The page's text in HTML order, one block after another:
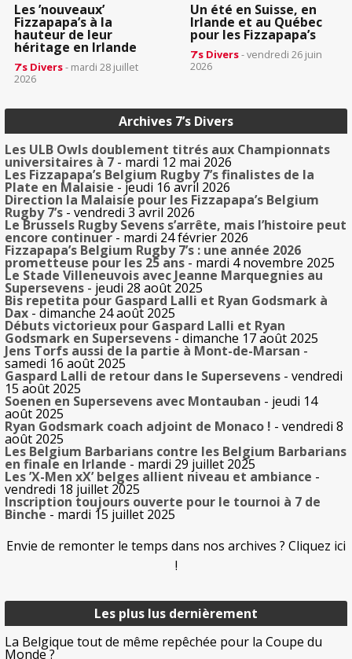
Les ’nouveaux’
Fizzapapa’s à la
hauteur de leur
héritage en Irlande
7’s Divers- mardi 28 juillet
2026
Un été en Suisse, en
Irlande et au Québec
pour les Fizzapapa’s
7’s Divers- vendredi 26 juin
2026
Les plus lus dernièrement
La Belgique tout de même repêchée pour la Coupe du
Monde ?
Archives 7’s Divers
Les ULB Owls doublement titrés aux Championnats
universitaires à 7 - mardi 12 mai 2026
Les Fizzapapa’s Belgium Rugby 7’s finalistes de la
Plate en Malaisie - jeudi 16 avril 2026
Direction la Malaisie pour les Fizzapapa’s Belgium
Rugby 7’s - vendredi 3 avril 2026
Le Brussels Rugby Sevens s’arrête, mais l’histoire peut
encore continuer- mardi 24 février 2026
Fizzapapa’s Belgium Rugby 7’s : une année 2026
prometteuse pour les 25 ans - mardi 4 novembre 2025
Le Stade Villeneuvois avec Jeanne Marquegnies au
Supersevens - jeudi 28 août 2025
Bis repetita pour Gaspard Lalli et Ryan Godsmark à
Dax - dimanche 24 août 2025
Débuts victorieux pour Gaspard Lalli et Ryan
Godsmark en Supersevens - dimanche 17 août 2025
Jens Torfs aussi de la partie à Mont-de-Marsan -
samedi 16 août 2025
Gaspard Lalli de retour dans le Supersevens - vendredi
15 août 2025
Soenen en Supersevens avec Montauban - jeudi 14
août 2025
Ryan Godsmark coach adjoint de Monaco ! - vendredi 8
août 2025
Les Belgium Barbarians contre les Belgium Barbarians
en finale en Irlande - mardi 29 juillet 2025
Les ’X-Men xX’ belges allient niveau et ambiance -
vendredi 18 juillet 2025
Inscription toujours ouverte pour le tournoi à 7 de
Binche - mardi 15 juillet 2025
Envie de remonter le temps dans nos archives ? Cliquez ici
!